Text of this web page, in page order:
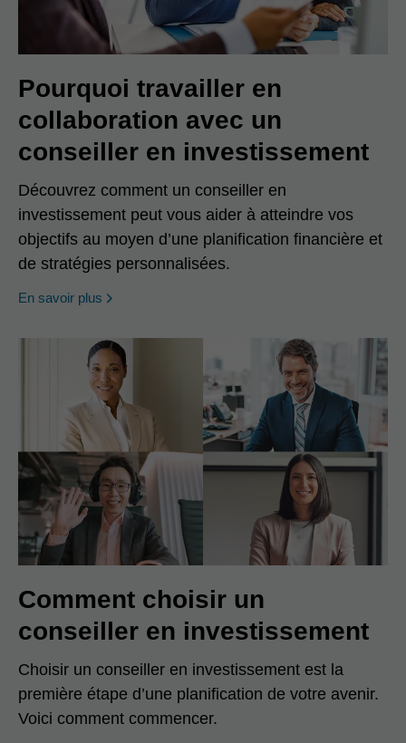
Pourquoi travailler en
collaboration avec un
conseiller en investissement
Découvrez comment un conseiller en
investissement peut vous aider à atteindre vos
objectifs au moyen d’une planification financière et
de stratégies personnalisées.
En savoir plus
Comment choisir un
conseiller en investissement
Choisir un conseiller en investissement est la
première étape d’une planification de votre avenir.
Voici comment commencer.